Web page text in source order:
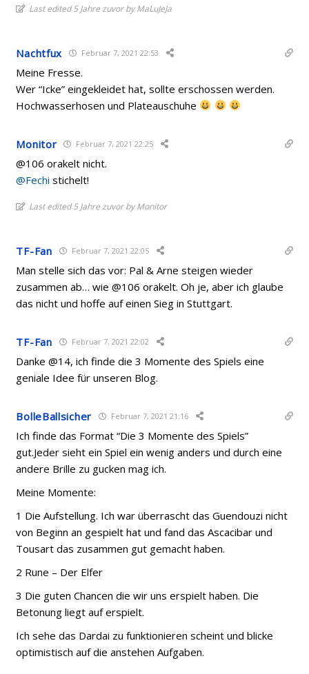
Last edited 5 Jahre zuvor by MaLuJeJa
Nachtfux Februar 7, 2021 22:53
Meine Fresse.
Wer “Icke” eingekleidet hat, sollte erschossen werden.
Hochwasserhosen und Plateauschuhe
Monitor Februar 7, 2021 22:25
@106 orakelt nicht.
@Fechi stichelt!
Last edited 5 Jahre zuvor by Monitor
TF-Fan Februar 7, 2021 22:05
Man stelle sich das vor: Pal & Arne steigen wieder
zusammen ab… wie @106 orakelt. Oh je, aber ich glaube
das nicht und hoffe auf einen Sieg in Stuttgart.
TF-Fan Februar 7, 2021 22:02
Danke @14, ich finde die 3 Momente des Spiels eine
geniale Idee für unseren Blog.
BolleBallsicher Februar 7, 2021 21:16
Ich finde das Format “Die 3 Momente des Spiels”
gut.Jeder sieht ein Spiel ein wenig anders und durch eine
andere Brille zu gucken mag ich.
Meine Momente:
1 Die Aufstellung. Ich war überrascht das Guendouzi nicht
von Beginn an gespielt hat und fand das Ascacibar und
Tousart das zusammen gut gemacht haben.
2 Rune – Der Elfer
3 Die guten Chancen die wir uns erspielt haben. Die
Betonung liegt auf erspielt.
Ich sehe das Dardai zu funktionieren scheint und blicke
optimistisch auf die anstehen Aufgaben.